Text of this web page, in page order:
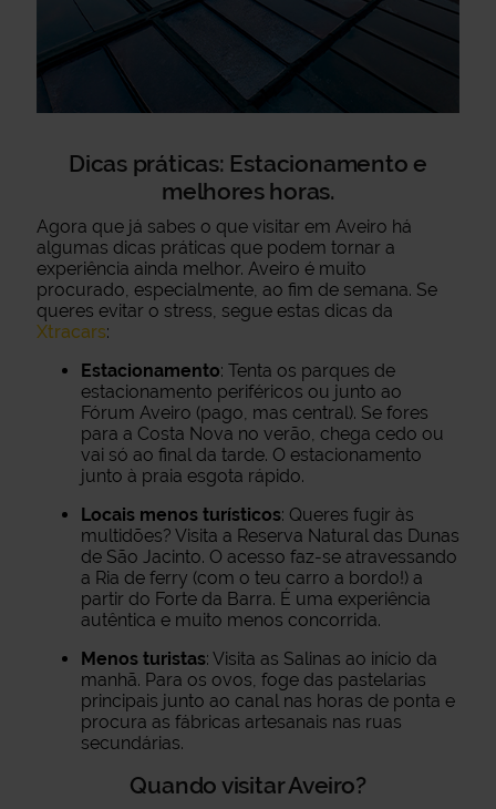
Dicas práticas: Estacionamento e
melhores horas.
Agora que já sabes o que visitar em Aveiro há
algumas dicas práticas que podem tornar a
experiência ainda melhor. Aveiro é muito
procurado, especialmente, ao fim de semana. Se
queres evitar o stress, segue estas dicas da
Xtracars:
Estacionamento: Tenta os parques de
estacionamento periféricos ou junto ao
Fórum Aveiro (pago, mas central). Se fores
para a Costa Nova no verão, chega cedo ou
vai só ao final da tarde. O estacionamento
junto à praia esgota rápido.
Locais menos turísticos: Queres fugir às
multidões? Visita a Reserva Natural das Dunas
de São Jacinto. O acesso faz-se atravessando
a Ria de ferry (com o teu carro a bordo!) a
partir do Forte da Barra. É uma experiência
autêntica e muito menos concorrida.
Menos turistas: Visita as Salinas ao início da
manhã. Para os ovos, foge das pastelarias
principais junto ao canal nas horas de ponta e
procura as fábricas artesanais nas ruas
secundárias.
Quando visitar Aveiro?